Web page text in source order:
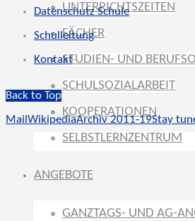
UNTERRICHTSZEITEN
FÄCHER
STUDIEN- UND
SCHULSOZIALARBEIT
KOOPERATIONEN
SELBSTLERNZENTRUM
ANGEBOTE
GANZTAGS- UND AG-
Datenschutz Schule-
Schulleitung-
Kontakt-
Back to Top
Mail WikipediaArchiv 2011-19Stay